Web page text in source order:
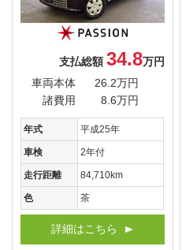
支払総額 34.8万円
車両本体
26.2万円
諸費用
8.6万円
年式 平成25年
車検 2年付
走行距離 84,710km
色 茶
詳細はこちら